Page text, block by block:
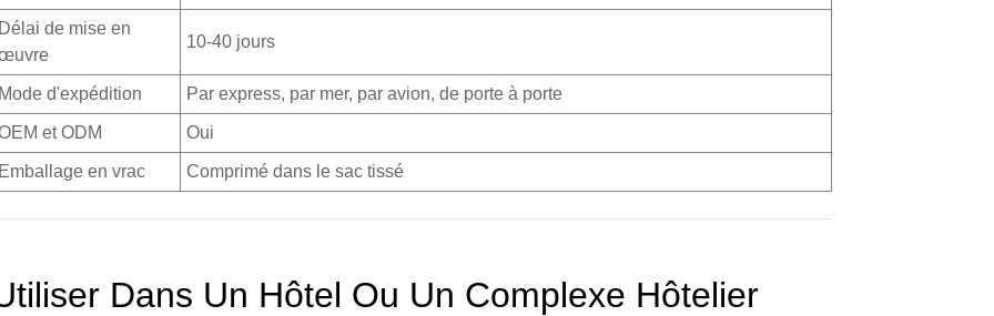
Délai de mise en
10-40 jours
Mode d'expédition Par express, par mer, par avion, de porte à porte
et ODM Oui
Emballage en vrac Comprimé dans le sac tissé
Dans Un Hôtel Ou Un Complexe Hôtelier